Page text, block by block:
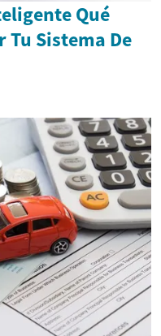
Qué
Tu Sistema De